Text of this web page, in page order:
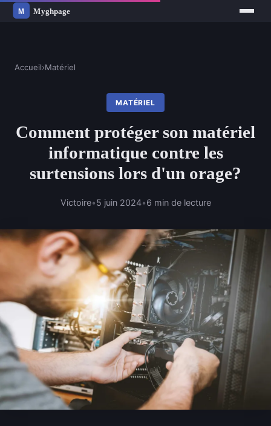
Accueil›Matériel
MATÉRIEL
Comment protéger son matériel
informatique contre les
surtensions lors d'un orage?
Victoire•5 juin 2024•6 min de lecture